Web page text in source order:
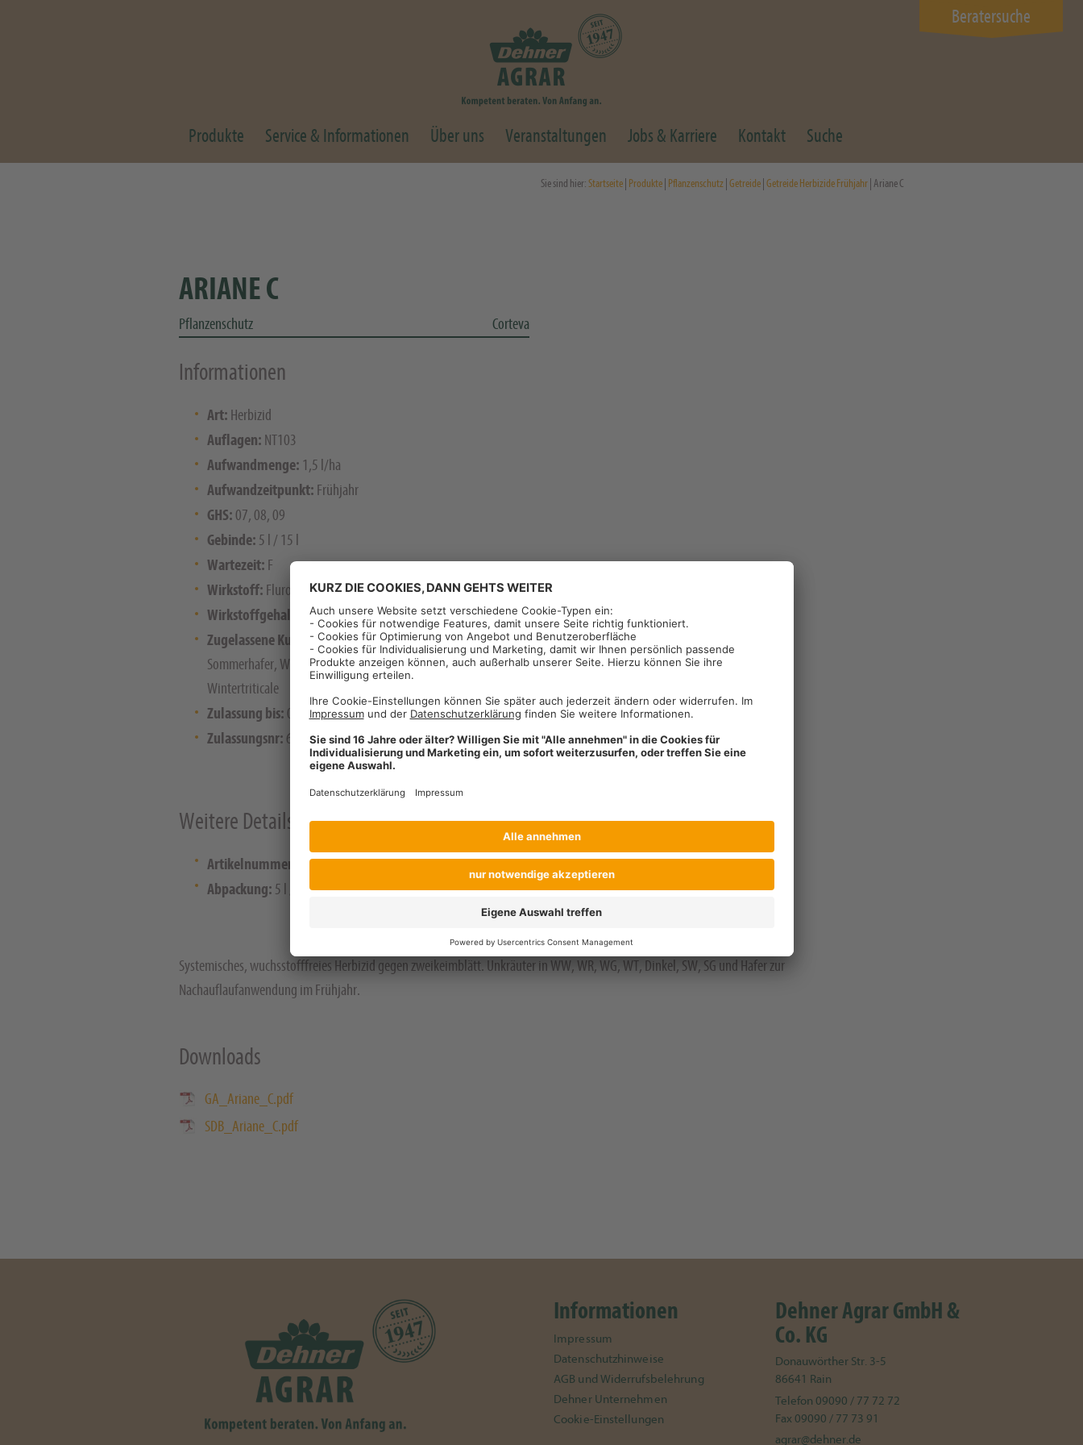
Produkte Service & Informationen Über uns Veranstaltungen Jobs & Karriere Kontakt Suche
Beratersuche
Sie sind hier:Startseite Produkte Pflanzenschutz Getreide Getreide Herbizide Frühjahr | Ariane C
ARIANE C
Pflanzenschutz Corteva
Informationen
Art: Herbizid
Auflagen: NT103
Aufwandmenge: 1,5 l/ha
Aufwandzeitpunkt: Frühjahr
GHS: 07, 08, 09
Gebinde: 5 l / 15 l
Wartezeit: F
Wirkstoff: Fluroxypyr + Clopyralid + Florasulam
Wirkstoffgehalt: 100 g/l + 80 g/l + 2,5 g/l
Zugelassene Kulturen:Gerste, Sommerweichweizen,
Sommerhafer, Winterweichweizen, Dinkel, Winterroggen,
Wintertriticale
Zulassung bis: 04/2025
Zulassungsnr: 6218-00
Weitere Details
Artikelnummer: 105627 / 2380178
Abpackung: 5 l / 15 l
Systemisches, wuchsstofffreies Herbizid gegen zweikeimblätt. Unkräuter in WW, WR, WG, WT, Dinkel, SW, SG und Hafer zur
Nachauflaufanwendung im Frühjahr.
Downloads
GA_Ariane_C.pdf
SDB_Ariane_C.pdf
Informationen
Impressum
Datenschutzhinweise
AGB und Widerrufsbelehrung
Dehner Unternehmen
Cookie-Einstellungen
Dehner Agrar GmbH &
Co. KG
Donauwörther Str. 3-5
86641 Rain
Telefon 09090 / 77 72 72
Fax 09090 / 77 73 91
agrar@dehner.de